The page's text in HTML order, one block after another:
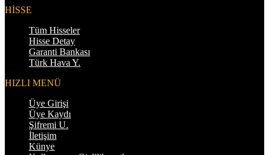
HİSSE
Tüm Hisseler
Hisse Detay
Garanti Bankası
Türk Hava Y.
HIZLI MENÜ
Üye Girişi
Üye Kaydı
Şifremi U.
İletişim
Künye